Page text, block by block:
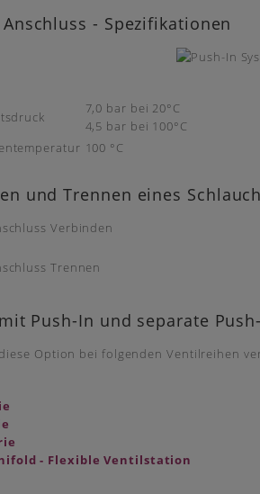
- Spezifikationen
7,0 bar bei 20°C
4,5 bar bei 100°C
100 °C
und Trennen eines
Push-In und separate
Option bei folgenden Ventilreihen
- Flexible Ventilstation